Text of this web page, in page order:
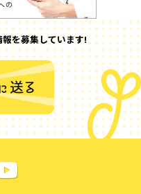
を募集しています!